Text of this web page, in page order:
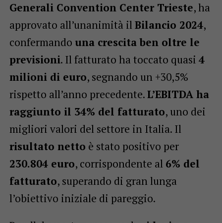
Generali Convention Center Trieste, ha
approvato all’unanimità il Bilancio 2024,
confermando una crescita ben oltre le
previsioni. Il fatturato ha toccato quasi 4
milioni di euro, segnando un +30,5%
rispetto all’anno precedente.L’EBITDA ha
raggiunto il 34% del fatturato, uno dei
migliori valori del settore in Italia. Il
risultato netto è stato positivo per
230.804 euro, corrispondente al 6% del
fatturato, superando di gran lunga
l’obiettivo iniziale di pareggio.